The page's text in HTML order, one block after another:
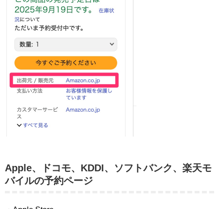
Apple、ドコモ、KDDI、ソフトバンク、楽天モ
バイルの予約ページ